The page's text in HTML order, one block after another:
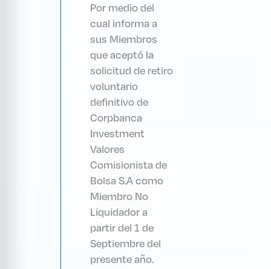
Por medio del
cual informa a
sus Miembros
que aceptó la
solicitud de retiro
voluntario
definitivo de
Corpbanca
Investment
Valores
Comisionista de
Bolsa S.A como
Miembro No
Liquidador a
partir del 1 de
Septiembre del
presente año.